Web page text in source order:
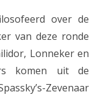
over de
van deze ronde
Lonneker en
komen uit de
Zevenaar